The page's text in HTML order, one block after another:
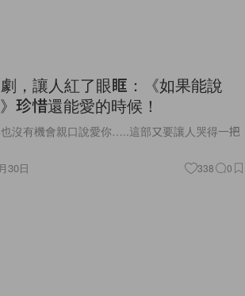
，讓人紅了眼眶：《如果能說
珍惜還能愛的時候！
沒有機會親口說愛你…..這部又要讓人哭得一把
30日 338 0